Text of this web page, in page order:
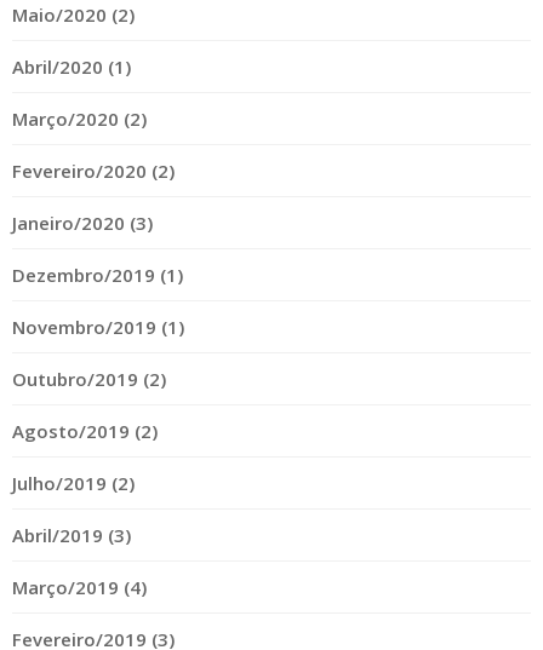
Maio/2020 (2)
Abril/2020 (1)
Março/2020 (2)
Fevereiro/2020 (2)
Janeiro/2020 (3)
Dezembro/2019 (1)
Novembro/2019 (1)
Outubro/2019 (2)
Agosto/2019 (2)
Julho/2019 (2)
Abril/2019 (3)
Março/2019 (4)
Fevereiro/2019 (3)